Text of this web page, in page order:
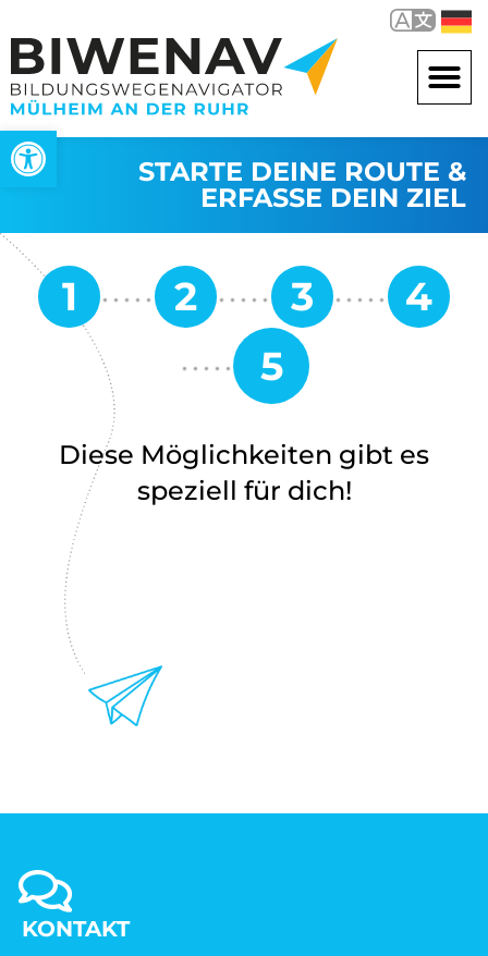
Open toolbar
STARTE DEINE ROUTE &
ERFASSE DEIN ZIEL
Diese Möglichkeiten gibt es
speziell für dich!
KONTAKT